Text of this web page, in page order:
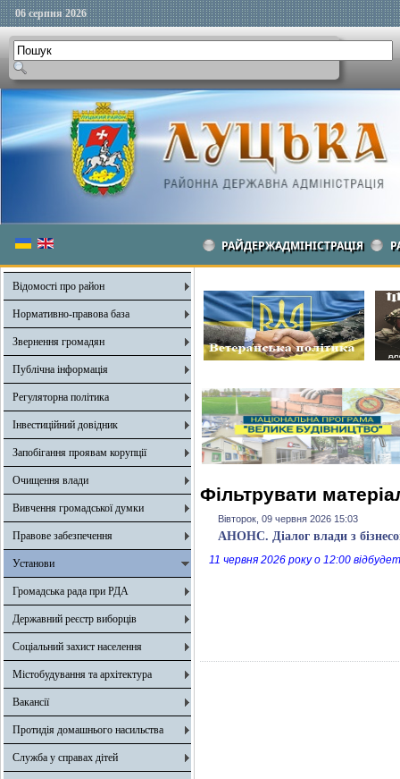
06 серпня 2026
РАЙДЕРЖАДМІНІСТРАЦІЯ
Відомості про район
Нормативно-правова база
Звернення громадян
Публічна інформація
Регуляторна політика
Інвестиційний довідник
Запобігання проявам корупції
Очищення влади
Вивчення громадської думки
Правове забезпечення
Установи
Громадська рада при РДА
Державний реєстр виборців
Соціальний захист населення
Містобудування та архітектура
Вакансії
Протидія домашнього насильства
Служба у справах дітей
Фільтрувати
Вівторок, 09 червня 2026 15:03
АНОНС. Діалог влади з
11 червня 2026 року о 12:00